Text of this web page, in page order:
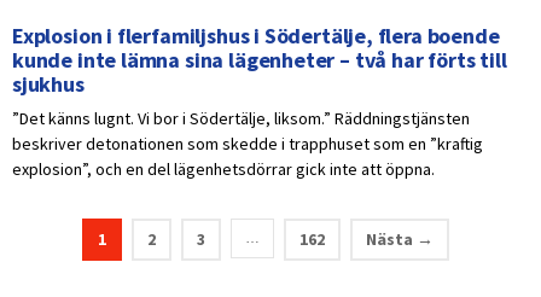
Explosion i flerfamiljshus i Södertälje, flera boende
kunde inte lämna sina lägenheter – två har förts till
sjukhus
”Det känns lugnt. Vi bor i Södertälje, liksom.” Räddningstjänsten
beskriver detonationen som skedde i trapphuset som en ”kraftig
explosion”, och en del lägenhetsdörrar gick inte att öppna.
1 2 3 162 Nästa →